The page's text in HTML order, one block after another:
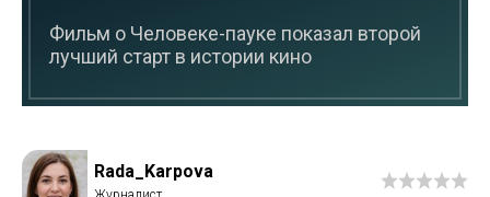
Фильм о Человеке-пауке показал второй
лучший старт в истории кино
Rada_Karpova